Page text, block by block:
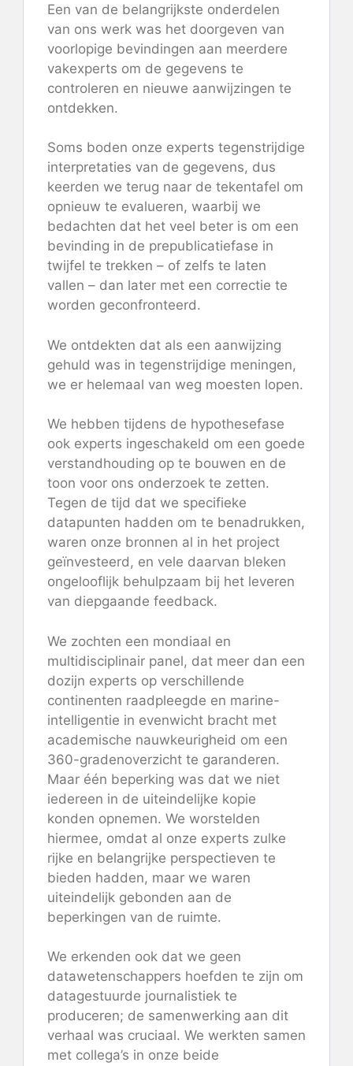
Een van de belangrijkste onderdelen
van ons werk was het doorgeven van
voorlopige bevindingen aan meerdere
vakexperts om de gegevens te
controleren en nieuwe aanwijzingen te
ontdekken.
Soms boden onze experts tegenstrijdige
interpretaties van de gegevens, dus
keerden we terug naar de tekentafel om
opnieuw te evalueren, waarbij we
bedachten dat het veel beter is om een ​​
bevinding in de prepublicatiefase in
twijfel te trekken – of zelfs te laten
vallen – dan later met een correctie te
worden geconfronteerd.
We ontdekten dat als een aanwijzing
gehuld was in tegenstrijdige meningen,
we er helemaal van weg moesten lopen.
We hebben tijdens de hypothesefase
ook experts ingeschakeld om een ​​goede
verstandhouding op te bouwen en de
toon voor ons onderzoek te zetten.
Tegen de tijd dat we specifieke
datapunten hadden om te benadrukken,
waren onze bronnen al in het project
geïnvesteerd, en vele daarvan bleken
ongelooflijk behulpzaam bij het leveren
van diepgaande feedback.
We zochten een mondiaal en
multidisciplinair panel, dat meer dan een
dozijn experts op verschillende
continenten raadpleegde en marine-
intelligentie in evenwicht bracht met
academische nauwkeurigheid om een ​​
360-gradenoverzicht te garanderen.
Maar één beperking was dat we niet
iedereen in de uiteindelijke kopie
konden opnemen. We worstelden
hiermee, omdat al onze experts zulke
rijke en belangrijke perspectieven te
bieden hadden, maar we waren
uiteindelijk gebonden aan de
beperkingen van de ruimte.
We erkenden ook dat we geen
datawetenschappers hoefden te zijn om
datagestuurde journalistiek te
produceren; de samenwerking aan dit
verhaal was cruciaal. We werkten samen
met collega’s in onze beide